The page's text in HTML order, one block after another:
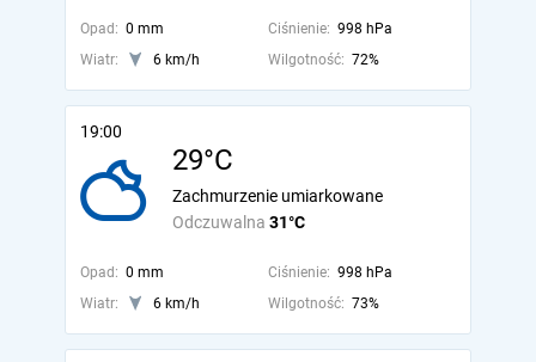
Opad: 0 mm Ciśnienie: 998 hPa
Wiatr:
6 km/h Wilgotność: 72%
19:00
29°C
Odczuwalna 31°C
Zachmurzenie umiarkowane
Opad: 0 mm Ciśnienie: 998 hPa
Wiatr:
6 km/h Wilgotność: 73%